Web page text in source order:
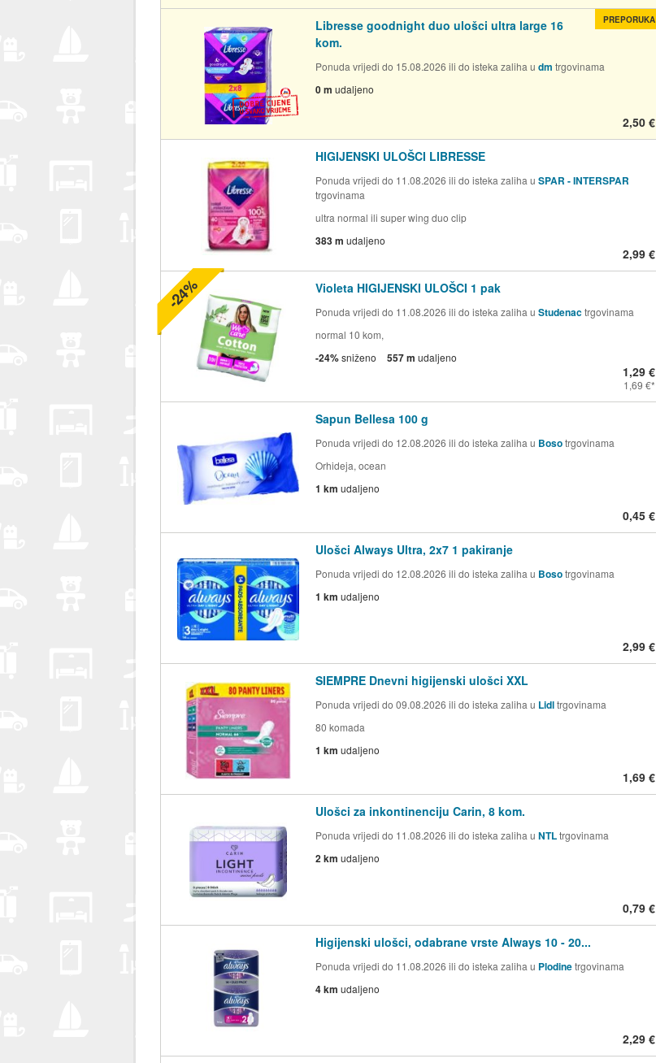
Libresse goodnight duo ulošci ultra large 16
kom.
Ponuda vrijedi do 15.08.2026 ili do isteka zaliha u dm trgovinama
0 m udaljeno
2,50 €
PREPORUKA
HIGIJENSKI ULOŠCI LIBRESSE
Ponuda vrijedi do 11.08.2026 ili do isteka zaliha u SPAR - INTERSPAR
trgovinama
ultra normal ili super wing duo clip
383 m udaljeno
2,99 €
Violeta HIGIJENSKI ULOŠCI 1 pak
Ponuda vrijedi do 11.08.2026 ili do isteka zaliha u Studenactrgovinama
normal 10 kom,
-24%sniženo 557 m udaljeno
1,29 €
1,69 €
-24%
Sapun Bellesa 100 g
Ponuda vrijedi do 12.08.2026 ili do isteka zaliha u Bosotrgovinama
Orhideja, ocean
1 km udaljeno
0,45 €
Ulošci Always Ultra, 2x7 1 pakiranje
Ponuda vrijedi do 12.08.2026 ili do isteka zaliha u Bosotrgovinama
1 km udaljeno
2,99 €
SIEMPRE Dnevni higijenski ulošci XXL
Ponuda vrijedi do 09.08.2026 ili do isteka zaliha u Lidltrgovinama
80 komada
1 km udaljeno
1,69 €
Ulošci za inkontinenciju Carin, 8 kom.
Ponuda vrijedi do 11.08.2026 ili do isteka zaliha u NTLtrgovinama
2 km udaljeno
0,79 €
Higijenski ulošci, odabrane vrste Always 10 - 20...
Ponuda vrijedi do 11.08.2026 ili do isteka zaliha u Plodinetrgovinama
4 km udaljeno
2,29 €